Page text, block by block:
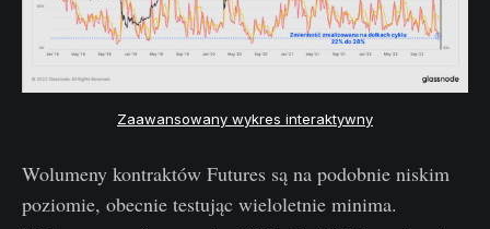
Zaawansowany wykres interaktywny
Wolumeny kontraktów Futures są na podobnie niskim
poziomie, obecnie testując wieloletnie minima.